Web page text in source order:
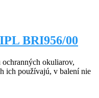
BRI956/00
ochranných okuliarov,
ich používajú, v balení nie